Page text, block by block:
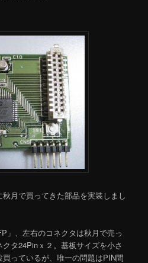
月で買ってきた部品を実装しまし
」、左右のコネクタは秋月で売っ
タ24Pinｘ２。基板サイズを小さ
っているが、唯一の問題はPIN間